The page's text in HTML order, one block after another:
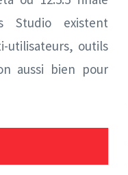
Studio existent
utilisateurs, outils
aussi bien pour